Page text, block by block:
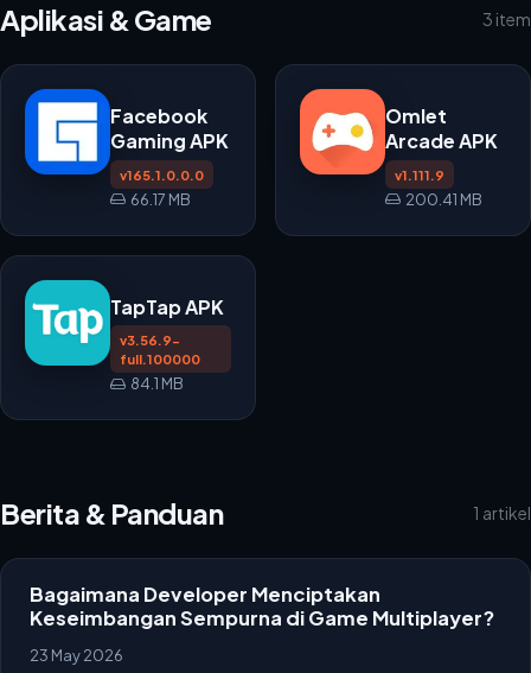
Aplikasi & Game 3 item
Facebook
Gaming APK
v165.1.0.0.0
66.17 MB
Omlet
Arcade APK
v1.111.9
200.41 MB
TapTap APK
v3.56.9-
full.100000
84.1 MB
Berita & Panduan 1 artikel
Bagaimana Developer Menciptakan
Keseimbangan Sempurna di Game Multiplayer?
23 May 2026